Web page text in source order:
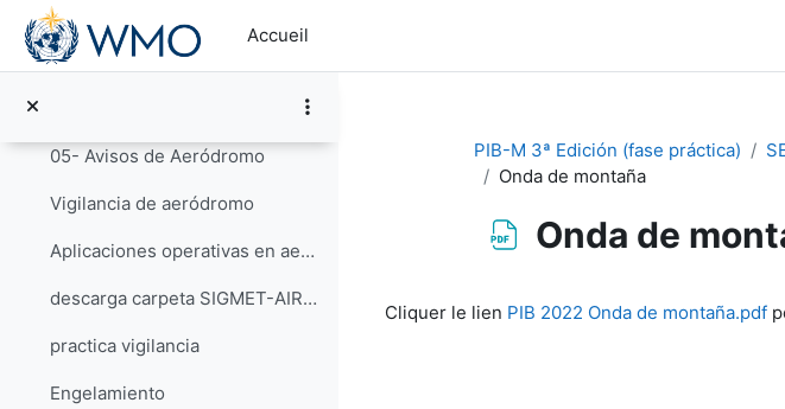
Passer au contenu principal
Accueil
02- Turbulencia
03- METAR-SPECI
05- Avisos de Aeródromo
Vigilancia de aeródromo
Aplicaciones operativas en aeronáutica
descarga carpeta SIGMET-AIRMET
practica vigilancia
Engelamiento
PIB-M 3ª Edición (fase práctica)
Onda de montaña
Onda de
Cliquer le lien PIB 2022 Onda de montaña.pdf